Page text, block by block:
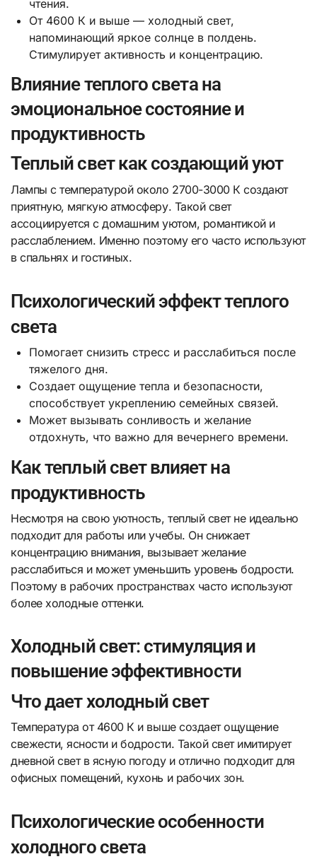
чтения.
От 4600 К и выше — холодный свет,
напоминающий яркое солнце в полдень.
Стимулирует активность и концентрацию.
Влияние теплого света на
эмоциональное состояние и
продуктивность
Теплый свет как создающий уют
Лампы с температурой около 2700-3000 К создают
приятную, мягкую атмосферу. Такой свет
ассоциируется с домашним уютом, романтикой и
расслаблением. Именно поэтому его часто используют
в спальнях и гостиных.
Психологический эффект теплого
света
Помогает снизить стресс и расслабиться после
тяжелого дня.
Создает ощущение тепла и безопасности,
способствует укреплению семейных связей.
Может вызывать сонливость и желание
отдохнуть, что важно для вечернего времени.
Как теплый свет влияет на
продуктивность
Несмотря на свою уютность, теплый свет не идеально
подходит для работы или учебы. Он снижает
концентрацию внимания, вызывает желание
расслабиться и может уменьшить уровень бодрости.
Поэтому в рабочих пространствах часто используют
более холодные оттенки.
Холодный свет: стимуляция и
повышение эффективности
Что дает холодный свет
Температура от 4600 К и выше создает ощущение
свежести, ясности и бодрости. Такой свет имитирует
дневной свет в ясную погоду и отлично подходит для
офисных помещений, кухонь и рабочих зон.
Психологические особенности
холодного света